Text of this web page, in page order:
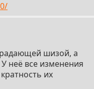
шизой, а
неё все изменения
их